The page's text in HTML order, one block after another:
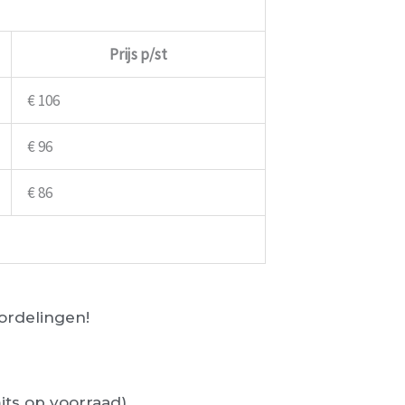
Prijs p/st
€ 106
€ 96
€ 86